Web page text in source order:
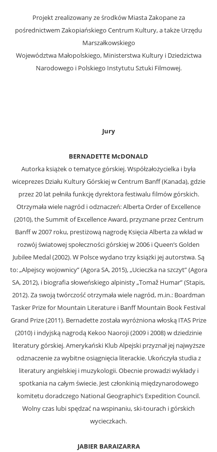
Projekt zrealizowany ze środków Miasta Zakopane za
pośrednictwem Zakopiańskiego Centrum Kultury, a także Urzędu
Marszałkowskiego
Województwa Małopolskiego, Ministerstwa Kultury i Dziedzictwa
Narodowego i Polskiego Instytutu Sztuki Filmowej.
Jury
BERNADETTE McDONALD
Autorka książek o tematyce górskiej. Współzałożycielka i była
wiceprezes Działu Kultury Górskiej w Centrum Banff (Kanada), gdzie
przez 20 lat pełniła funkcję dyrektora festiwalu filmów górskich.
Otrzymała wiele nagród i odznaczeń: Alberta Order of Excellence
(2010), the Summit of Excellence Award, przyznane przez Centrum
Banff w 2007 roku, prestiżową nagrodę Księcia Alberta za wkład w
rozwój światowej społeczności górskiej w 2006 i Queen’s Golden
Jubilee Medal (2002). W Polsce wydano trzy książki jej autorstwa. Są
to: „Alpejscy wojownicy” (Agora SA, 2015), „Ucieczka na szczyt” (Agora
SA, 2012), i biografia słoweńskiego alpinisty „Tomaž Humar” (Stapis,
2012). Za swoją twórczość otrzymała wiele nagród, m.in.: Boardman
Tasker Prize for Mountain Literature i Banff Mountain Book Festival
Grand Prize (2011). Bernadette została wyróżniona włoską ITAS Prize
(2010) i indyjską nagrodą Kekoo Naoroji (2009 i 2008) w dziedzinie
literatury górskiej. Amerykański Klub Alpejski przyznał jej najwyższe
odznaczenie za wybitne osiągnięcia literackie. Ukończyła studia z
literatury angielskiej i muzykologii. Obecnie prowadzi wykłady i
spotkania na całym świecie. Jest członkinią międzynarodowego
komitetu doradczego National Geographic’s Expedition Council.
Wolny czas lubi spędzać na wspinaniu, ski-tourach i górskich
wycieczkach.
JABIER BARAIZARRA